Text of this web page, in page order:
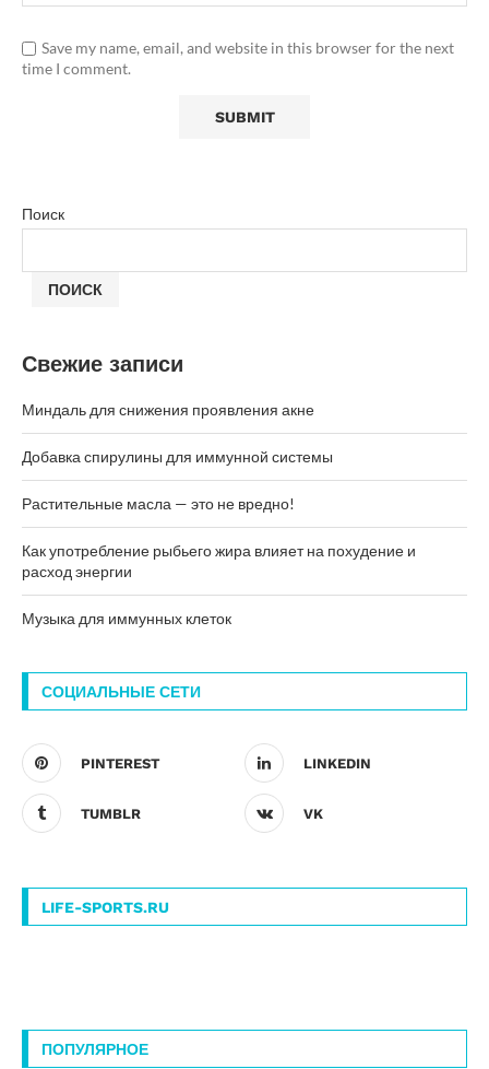
Save my name, email, and website in this browser for the next
time I comment.
Поиск
ПОИСК
Свежие записи
Миндаль для снижения проявления акне
Добавка спирулины для иммунной системы
Растительные масла — это не вредно!
Как употребление рыбьего жира влияет на похудение и
расход энергии
Музыка для иммунных клеток
СОЦИАЛЬНЫЕ СЕТИ
PINTEREST LINKEDIN
TUMBLR VK
LIFE-SPORTS.RU
ПОПУЛЯРНОЕ